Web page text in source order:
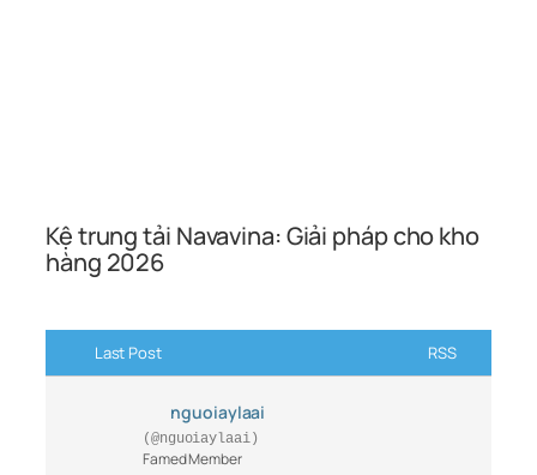
Kệ trung tải Navavina: Giải pháp cho kho
hàng 2026
Last Post RSS
nguoiaylaai
(@nguoiaylaai)
Famed Member